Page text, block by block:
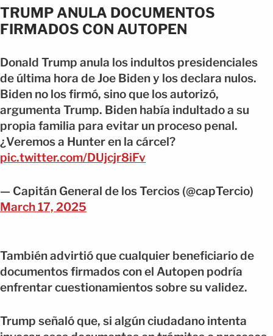
TRUMP ANULA DOCUMENTOS
FIRMADOS CON AUTOPEN
Donald Trump anula los indultos presidenciales
de última hora de Joe Biden y los declara nulos.
Biden no los firmó, sino que los autorizó,
argumenta Trump. Biden había indultado a su
propia familia para evitar un proceso penal.
¿Veremos a Hunter en la cárcel?
pic.twitter.com/DUjcjr8iFv
— Capitán General de los Tercios (@capTercio)
March 17, 2025
También advirtió que cualquier beneficiario de
documentos firmados con el Autopen podría
enfrentar cuestionamientos sobre su validez.
Trump señaló que, si algún ciudadano intenta